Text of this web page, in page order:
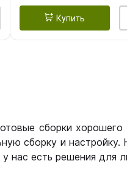
Купить
сборки
сборку и
нас есть решения для